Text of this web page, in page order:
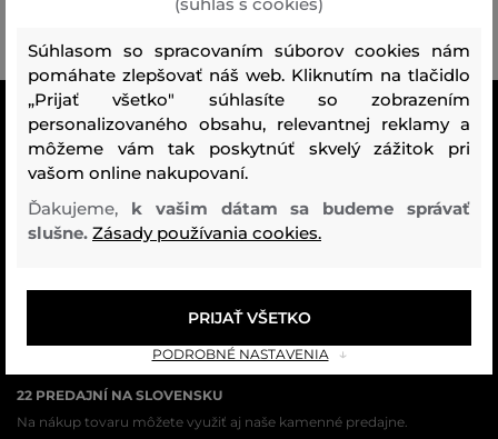
VŠETKO SKLADOM
Všetok tovar v e-shope máme na sklade.
Výhradné zastúpenie a predaj značky na Slovensku. Kupujete 100%
originál.
DOPRAVA A VRÁTENIE ZADARMO
Doprava nad 74,90 EUR je vždy zadarmo, za vrátenie tovaru u nás
nikdy neplatíte.
22 PREDAJNÍ NA SLOVENSKU
Na nákup tovaru môžete využiť aj naše kamenné predajne.
Súhlasom so spracovaním súborov cookies nám
pomáhate zlepšovať náš web. Kliknutím na tlačidlo
„Prijať všetko" súhlasíte so zobrazením
personalizovaného obsahu, relevantnej reklamy a
môžeme vám tak poskytnúť skvelý zážitok pri
vašom online nakupovaní.
Ďakujeme, k vašim dátam sa budeme správať
slušne. Zásady používania cookies.
PODROBNÉ NASTAVENIA
PRIJAŤ VŠETKO